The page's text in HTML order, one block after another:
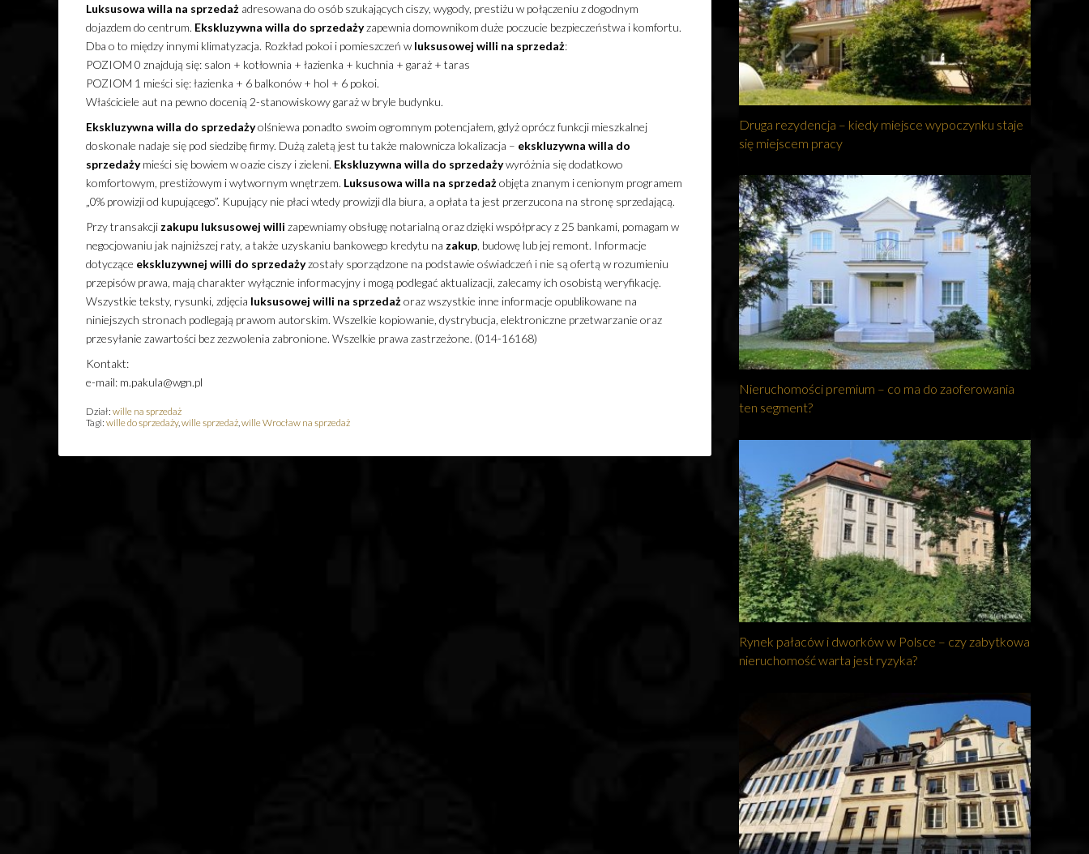
Luksusowa willa na sprzedażadresowana do osób szukających ciszy, wygody, prestiżu w połączeniu z dogodnym
dojazdem do centrum. Ekskluzywna willa do sprzedażyzapewnia domownikom duże poczucie bezpieczeństwa i komfortu.
Dba o to między innymi klimatyzacja. Rozkład pokoi i pomieszczeń w luksusowej willi na sprzedaż:
POZIOM 0 znajdują się: salon + kotłownia + łazienka + kuchnia + garaż + taras
POZIOM 1 mieści się: łazienka + 6 balkonów + hol + 6 pokoi.
Właściciele aut na pewno docenią 2-stanowiskowy garaż w bryle budynku.
Ekskluzywna willa do sprzedażyolśniewa ponadto swoim ogromnym potencjałem, gdyż oprócz funkcji mieszkalnej
doskonale nadaje się pod siedzibę firmy. Dużą zaletą jest tu także malownicza lokalizacja – ekskluzywna willa do
sprzedażymieści się bowiem w oazie ciszy i zieleni. Ekskluzywna willa do sprzedażywyróżnia się dodatkowo
komfortowym, prestiżowym i wytwornym wnętrzem. Luksusowa willa na sprzedażobjęta znanym i cenionym programem
„0% prowizji od kupującego”. Kupujący nie płaci wtedy prowizji dla biura, a opłata ta jest przerzucona na stronę sprzedającą.
Przy transakcji zakupu luksusowej willi zapewniamy obsługę notarialną oraz dzięki współpracy z 25 bankami, pomagam w
negocjowaniu jak najniższej raty, a także uzyskaniu bankowego kredytu na zakup, budowę lub jej remont. Informacje
dotyczące ekskluzywnej willi do sprzedażyzostały sporządzone na podstawie oświadczeń i nie są ofertą w rozumieniu
przepisów prawa, mają charakter wyłącznie informacyjny i mogą podlegać aktualizacji, zalecamy ich osobistą weryfikację.
Wszystkie teksty, rysunki, zdjęcia luksusowej willi na sprzedażoraz wszystkie inne informacje opublikowane na
niniejszych stronach podlegają prawom autorskim. Wszelkie kopiowanie, dystrybucja, elektroniczne przetwarzanie oraz
przesyłanie zawartości bez zezwolenia zabronione. Wszelkie prawa zastrzeżone. (014-16168)
Kontakt:
e-mail: m.pakula@wgn.pl
Dział: wille na sprzedaż
Tagi: wille do sprzedaży,wille sprzedaż,wille Wrocław na sprzedaż
Druga rezydencja – kiedy miejsce wypoczynku staje
się miejscem pracy
Nieruchomości premium – co ma do zaoferowania
ten segment?
Rynek pałaców i dworków w Polsce – czy zabytkowa
nieruchomość warta jest ryzyka?